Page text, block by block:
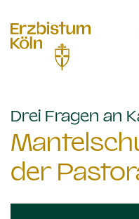
Drei Fragen an
der